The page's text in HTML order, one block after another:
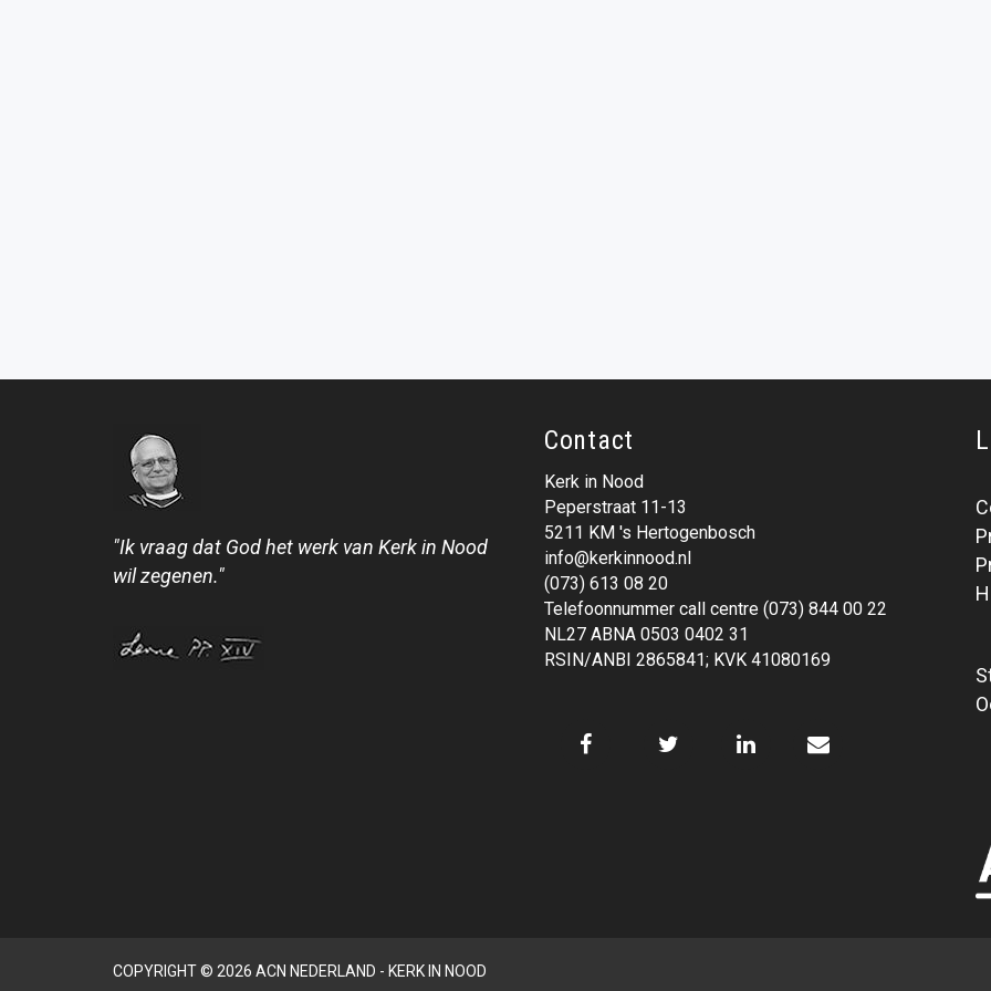
"Ik vraag dat God het werk van Kerk in Nood
wil zegenen."
Contact
Kerk in Nood
Peperstraat 11-13
5211 KM 's Hertogenbosch
info@kerkinnood.nl
(073) 613 08 20
Telefoonnummer call centre (073) 844 00 22
NL27 ABNA 0503 0402 31
RSIN/ANBI 2865841; KVK 41080169
COPYRIGHT © 2026 ACN NEDERLAND - KERK IN NOOD